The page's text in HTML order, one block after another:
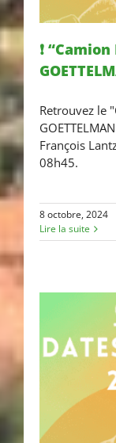
❗
❗
Retrouvez le
François
08h45.
8 octobre, 2024
Lire la suite